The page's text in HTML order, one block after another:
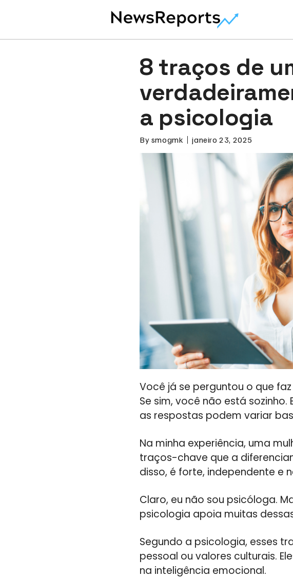
8 traços de
a psicologia
By smogmk janeiro 23, 2025
Você já se perguntou o que
Se sim, você não está
as respostas podem variar
Na minha experiência, uma
traços-chave que a
disso, é forte, independente e
Claro, eu não sou psicóloga.
psicologia apoia muitas
Segundo a psicologia, esses
pessoal ou valores culturais.
na inteligência emocional.